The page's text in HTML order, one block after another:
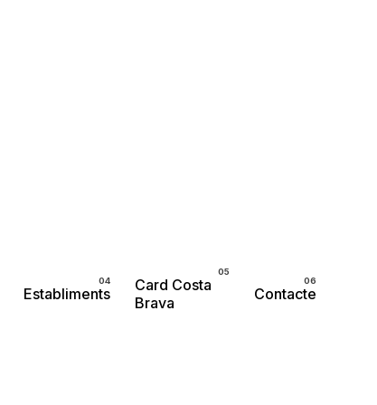
Establiments
Card Costa
Brava
Contacte